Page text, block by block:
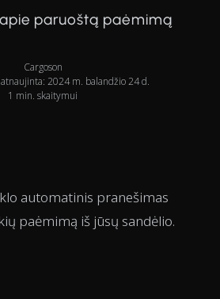
paruoštą paėmimą
Cargoson
2024 m. balandžio 24 d.
1 min. skaitymui
automatinis pranešimas
paėmimą iš jūsų sandėlio.